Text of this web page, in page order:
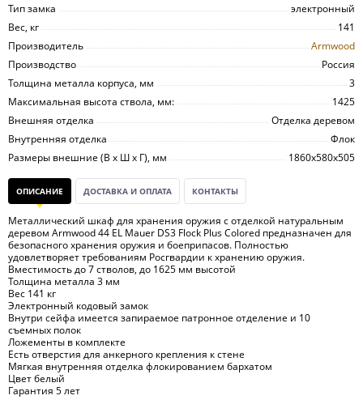
Тип замка
электронный
Вес, кг
141
Производитель
Armwood
Производство
Россия
Толщина металла корпуса, мм
3
Максимальная высота ствола, мм:
1425
Внешняя отделка
Отделка деревом
Внутренняя отделка
Флок
Размеры внешние (В х Ш х Г), мм
1860х580х505
ОПИСАНИЕ ДОСТАВКА И ОПЛАТА КОНТАКТЫ
Металлический шкаф для хранения оружия с отделкой натуральным
деревом Armwood 44 EL Mauer DS3 Flock Plus Colored предназначен для
безопасного хранения оружия и боеприпасов. Полностью
удовлетворяет требованиям Росгвардии к хранению оружия.
Вместимость до 7 стволов, до 1625 мм высотой
Толщина металла 3 мм
Вес 141 кг
Электронный кодовый замок
Внутри сейфа имеется запираемое патронное отделение и 10
съемных полок
Ложементы в комплекте
Есть отверстия для анкерного крепления к стене
Мягкая внутренняя отделка флокированием бархатом
Цвет белый
Гарантия 5 лет